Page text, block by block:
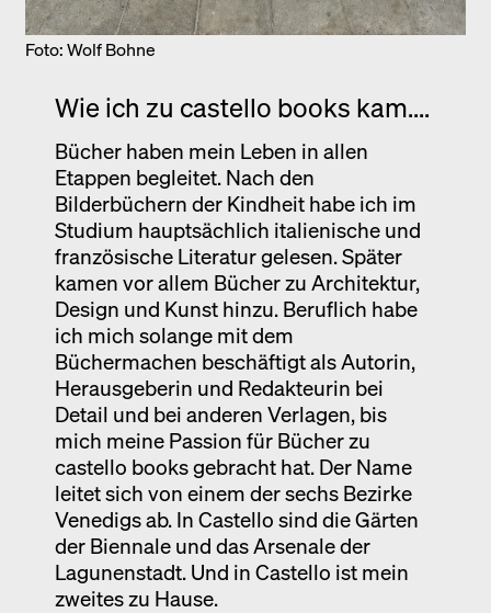
Foto: Wolf Bohne
Wie ich zu castello books kam....
Bücher haben mein Leben in allen
Etappen begleitet. Nach den
Bilderbüchern der Kindheit habe ich im
Studium hauptsächlich italienische und
französische Literatur gelesen. Später
kamen vor allem Bücher zu Architektur,
Design und Kunst hinzu. Beruflich habe
ich mich solange mit dem
Büchermachen beschäftigt als Autorin,
Herausgeberin und Redakteurin bei
Detail und bei anderen Verlagen, bis
mich meine Passion für Bücher zu
castello books gebracht hat. Der Name
leitet sich von einem der sechs Bezirke
Venedigs ab. In Castello sind die Gärten
der Biennale und das Arsenale der
Lagunenstadt. Und in Castello ist mein
zweites zu Hause.